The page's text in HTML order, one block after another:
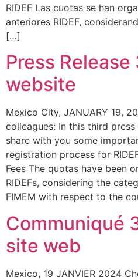
RIDEF Las cuotas se han
anteriores RIDEF,
[…]
Press Release
website
Mexico City, JANUARY 19,
colleagues: In this third
share with you some
registration process for
Fees The quotas have been
RIDEFs, considering the
FIMEM with respect to the
Communiqué
site web
Mexico, 19 JANVIER 2024